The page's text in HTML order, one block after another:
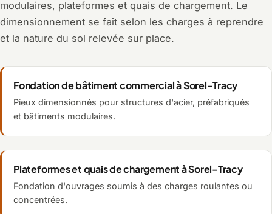
modulaires, plateformes et quais de chargement. Le
dimensionnement se fait selon les charges à reprendre
et la nature du sol relevée sur place.
Fondation de bâtiment commercial à Sorel-Tracy
Pieux dimensionnés pour structures d'acier, préfabriqués
et bâtiments modulaires.
Plateformes et quais de chargement à Sorel-Tracy
Fondation d'ouvrages soumis à des charges roulantes ou
concentrées.